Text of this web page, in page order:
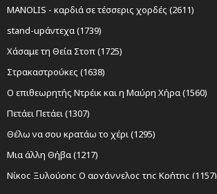
MANOLIS - καρδιά σε τέσσερις χορδές (2611)
stand-upάντεχα (1739)
Χάσαμε τη Θεία Στοπ (1725)
Στρακαστρούκες (1638)
Ο επιθεωρητής Ντρέικ και η Μαύρη Χήρα (1560)
Πετάει Πετάει (1307)
Θέλω να σου κρατάω το χέρι (1295)
Μια άλλη Θήβα (1217)
Νίκος Ξυλούρης Ο αρχάγγελος της Κρήτης (1157)